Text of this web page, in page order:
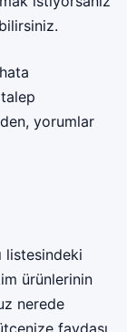
yorumlar
listesindeki
ürünlerinin
nerede
faydası